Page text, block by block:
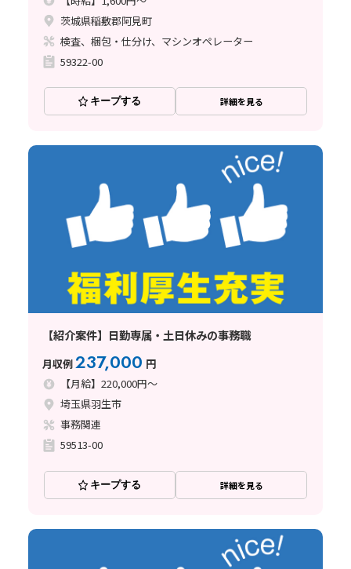
茨城県稲敷郡阿見町
検査、梱包・仕分け、マシンオペレーター
59322-00
キープする 詳細を見る
【紹介案件】日勤専属・土日休みの事務職
月収例237,000 円
【月給】220,000円～
埼玉県羽生市
事務関連
59513-00
キープする 詳細を見る